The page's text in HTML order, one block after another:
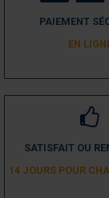
PAIEMENT
EN
SATISFAIT OU
14 JOURS POUR